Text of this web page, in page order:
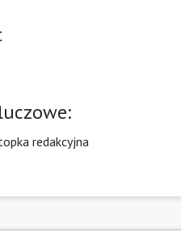
redakcyjna